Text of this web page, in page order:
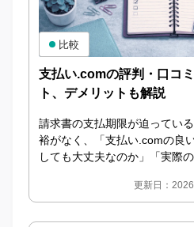
支払い.comの評判・口コ
ト、デメリットも解説
請求書の支払期限が迫ってい
裕がなく、「支払い.comの良
しても大丈夫なのか」「実際
更新日：
比較